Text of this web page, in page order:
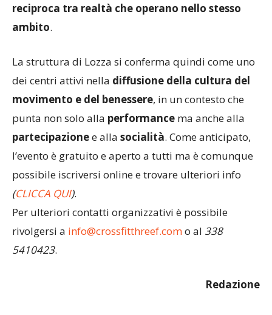
valorizzare il lavoro condivisoe lacrescita
reciproca tra realtà che operano nello stesso
La struttura di Lozza si conferma quindi come uno
dei centri attivi nelladiffusione della cultura del
movimento e del benessere, in un contesto che
punta non solo allaperformancema anche alla
partecipazionee allasocialità. Come anticipato,
l’evento è gratuito e aperto a tutti ma è comunque
possibile iscriversi online e trovare ulteriori info
(CLICCA QUI ).
Per ulteriori contatti organizzativi è possibile
rivolgersi a